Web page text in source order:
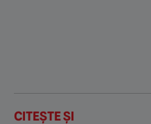
CITEȘTE ȘI